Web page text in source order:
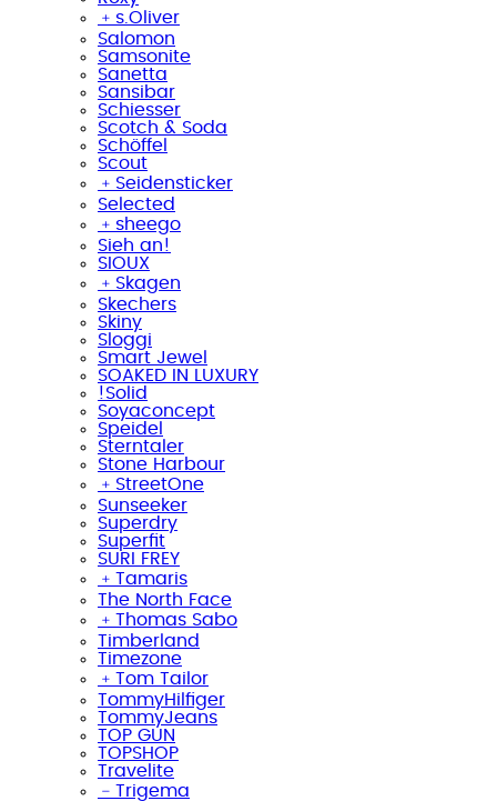
﹢ s.Oliver
Salomon
Samsonite
Sanetta
Sansibar
Schiesser
Scotch & Soda
Schöffel
Scout
﹢ Seidensticker
Selected
﹢ sheego
Sieh an!
SIOUX
﹢ Skagen
Skechers
Skiny
Sloggi
Smart Jewel
SOAKED IN LUXURY
!Solid
Soyaconcept
Speidel
Sterntaler
Stone Harbour
﹢ StreetOne
Sunseeker
Superdry
Superfit
SURI FREY
﹢ Tamaris
The North Face
﹢ Thomas Sabo
Timberland
Timezone
﹢ Tom Tailor
TommyHilfiger
TommyJeans
TOP GUN
TOPSHOP
Travelite
﹣ Trigema